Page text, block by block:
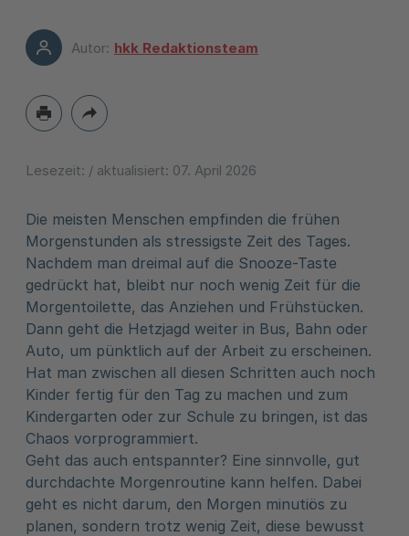
Autor: hkk Redaktionsteam
Lesezeit: / aktualisiert: 07. April 2026
Die meisten Menschen empfinden die frühen
Morgenstunden als stressigste Zeit des Tages.
Nachdem man dreimal auf die Snooze-Taste
gedrückt hat, bleibt nur noch wenig Zeit für die
Morgentoilette, das Anziehen und Frühstücken.
Dann geht die Hetzjagd weiter in Bus, Bahn oder
Auto, um pünktlich auf der Arbeit zu erscheinen.
Hat man zwischen all diesen Schritten auch noch
Kinder fertig für den Tag zu machen und zum
Kindergarten oder zur Schule zu bringen, ist das
Chaos vorprogrammiert.
Geht das auch entspannter? Eine sinnvolle, gut
durchdachte Morgenroutine kann helfen. Dabei
geht es nicht darum, den Morgen minutiös zu
planen, sondern trotz wenig Zeit, diese bewusst